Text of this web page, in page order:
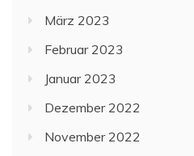
März 2023
Februar 2023
Januar 2023
Dezember 2022
November 2022